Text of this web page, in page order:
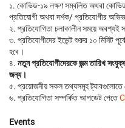
১. কোভিড-১৯ লক্ষণ সম্বলিত অথবা
প্রতিযোগী অথবা দর্শক/ প্রতিযোগীর
২. প্রতিযোগিতা চলাকালীন সময়ে অবশ্যই
৩. প্রতিযোগীদের ইভেন্ট শুরুর ১০ মিনিট
হবে।
৪. নতুন প্রতিযোগীদেরকে জন্ম তারিখ
জন্য।
৫. প্রয়োজনীয় সকল তথ্যসমূহ ট্যাবগুলোতে
৬. প্রতিযোগিতা সম্পর্কিত আপডেট পেতে
Events